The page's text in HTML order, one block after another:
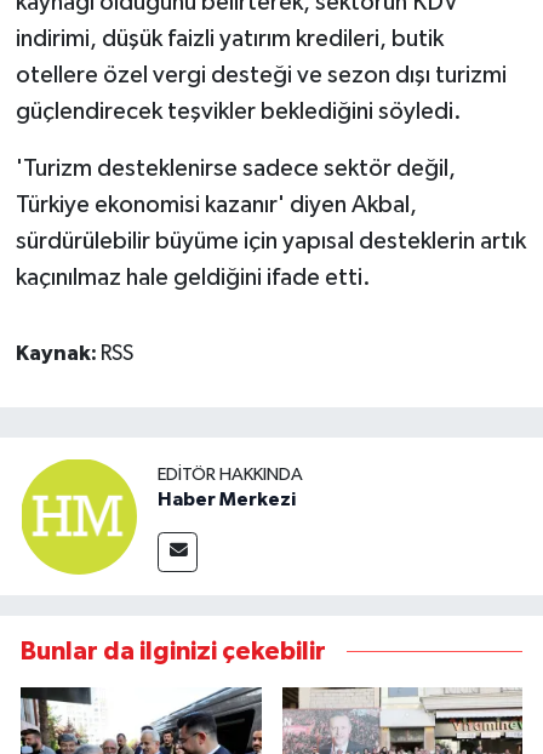
indirimi, düşük faizli yatırım kredileri, butik
otellere özel vergi desteği ve sezon dışı turizmi
güçlendirecek teşvikler beklediğini söyledi.
'Turizm desteklenirse sadece sektör değil,
Türkiye ekonomisi kazanır' diyen Akbal,
sürdürülebilir büyüme için yapısal desteklerin artık
kaçınılmaz hale geldiğini ifade etti.
Kaynak: RSS
EDITÖR HAKKINDA
Haber Merkezi
Bunlar da ilginizi çekebilir